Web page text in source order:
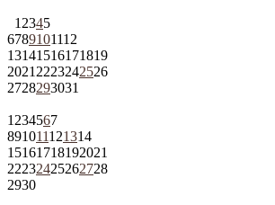
1 2345
6789101112
13141516171819
2021 2223242526
2728293031
1 234567
891011121314
15161718192021
22232425262728
2930